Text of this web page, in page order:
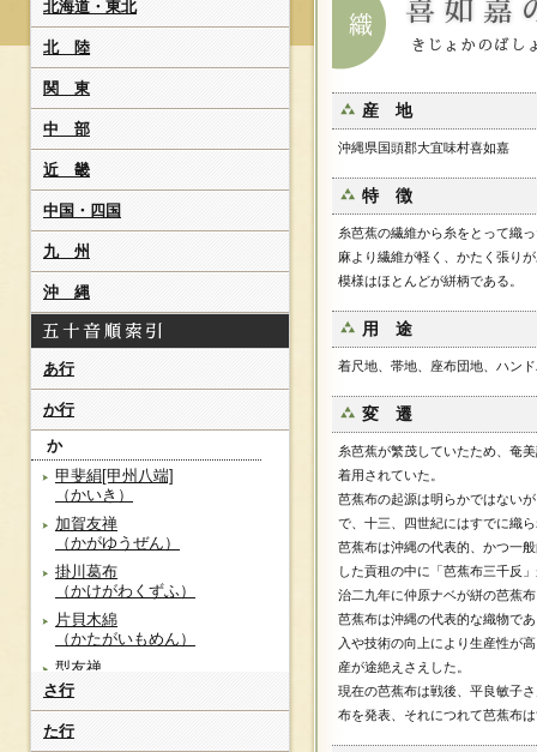
産 地
沖縄県国頭郡大宜味村喜如嘉
特 徴
糸芭蕉の繊維から糸をとって織
麻より繊維が軽く、かたく張り
模様はほとんどが絣柄である。
用 途
着尺地、帯地、座布団地、ハン
変 遷
糸芭蕉が繁茂していたため、奄
着用されていた。
芭蕉布の起源は明らかではない
で、十三、四世紀にはすでに織
芭蕉布は沖縄の代表的、かつ一
した貢租の中に「芭蕉布三千反
治二九年に仲原ナベが絣の芭蕉
芭蕉布は沖縄の代表的な織物で
入や技術の向上により生産性が
産が途絶えさえした。
現在の芭蕉布は戦後、平良敏子
布を発表、それにつれて芭蕉布
北海道・東北
北 陸
関 東
中 部
近 畿
中国・四国
九 州
沖 縄
あ行
か行
か
甲斐絹[甲州八端]
（かいき）
加賀友禅
（かがゆうぜん）
掛川葛布
（かけがわくずふ）
片貝木綿
（かたがいもめん）
型友禅
（かたゆうぜん）
鹿角茜染[紫根染]
（かづのあかねぞめ）
さ行
た行